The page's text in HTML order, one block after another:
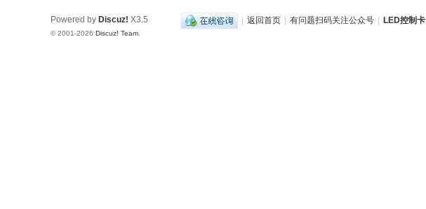
| 返回首页 | 有问题扫码关注公众号 | LED控制卡
Powered by Discuz! X3.5
© 2001-2026 Discuz! Team